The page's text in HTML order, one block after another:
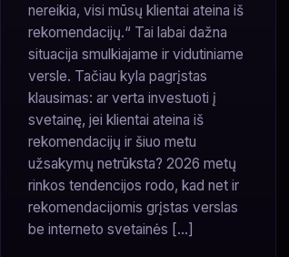
nereikia, visi mūsų klientai ateina iš
rekomendacijų.“ Tai labai dažna
situacija smulkiajame ir vidutiniame
versle. Tačiau kyla pagrįstas
klausimas: ar verta investuoti į
svetainę, jei klientai ateina iš
rekomendacijų ir šiuo metu
užsakymų netrūksta? 2026 metų
rinkos tendencijos rodo, kad net ir
rekomendacijomis grįstas verslas
be interneto svetainės […]